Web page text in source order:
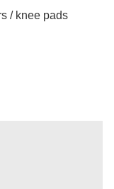
/ knee pads